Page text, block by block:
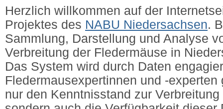
Herzlich willkommen auf der
Projektes des NABU Niedersachsen.
Sammlung, Darstellung und Analyse
Verbreitung der Fledermäuse in
Das System wird durch Daten
Fledermausexpertinnen und -
nur den Kenntnisstand zur